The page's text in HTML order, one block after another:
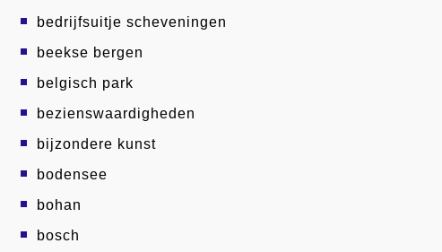
bedrijfsuitje scheveningen
beekse bergen
belgisch park
bezienswaardigheden
bijzondere kunst
bodensee
bohan
bosch